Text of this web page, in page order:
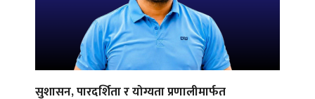
सुशासन, पारदर्शिता र योग्यता प्रणालीमार्फत